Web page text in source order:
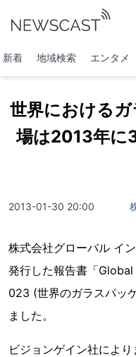
新着 地域検索 エンタメ
世界における
場は2013年に
2013-01-30 20:00
株式会社グローバル イ
発行した報告書「
023 (世界のガラスパッ
ました。
ビジョンゲイン社によ